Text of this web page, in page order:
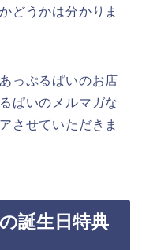
どうかは分かりま
っぷるぱいのお店
ぱいのメルマガな
させていただきま
誕生日特典